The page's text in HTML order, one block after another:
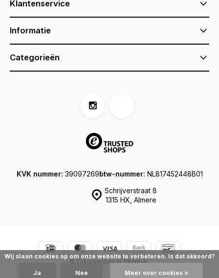
Klantenservice
Informatie
Categorieën
Schrijverstraat 8
1315 HX, Almere
KVK nummer: 39097269btw-nummer: NL817452448B01
© Tokogembira.nl Sitemap
Wij slaan cookies op om onze website te verbeteren. Is dat akkoord?
Ja Nee Meer over cookies »